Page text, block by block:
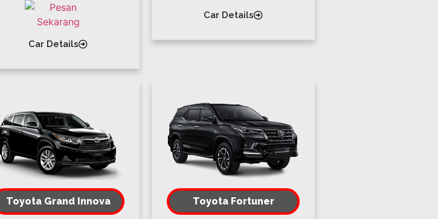
Car Details
Car Details
Toyota Grand Innova Toyota Fortuner